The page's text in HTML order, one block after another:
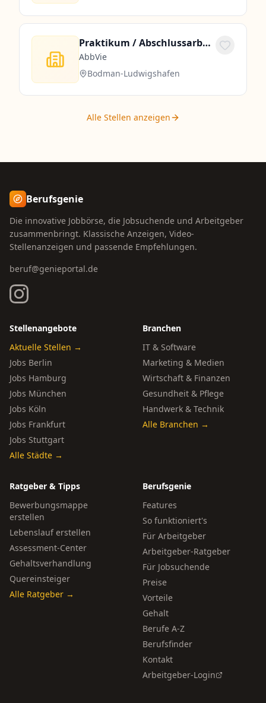
Praktikum / Abschlussarbeit (all genders) im Bereich R&D Process Engineering
AbbVie
Bodman-Ludwigshafen
Alle Stellen anzeigen
Berufsgenie
Die innovative Jobbörse, die Jobsuchende und Arbeitgeber
zusammenbringt. Klassische Anzeigen, Video-
Stellenanzeigen und passende Empfehlungen.
beruf@genieportal.de
Stellenangebote
Aktuelle Stellen →
Jobs Berlin
Jobs Hamburg
Jobs München
Jobs Köln
Jobs Frankfurt
Jobs Stuttgart
Alle Städte →
Branchen
IT & Software
Marketing & Medien
Wirtschaft & Finanzen
Gesundheit & Pflege
Handwerk & Technik
Alle Branchen →
Ratgeber & Tipps
Bewerbungsmappe
erstellen
Lebenslauf erstellen
Assessment-Center
Gehaltsverhandlung
Quereinsteiger
Alle Ratgeber →
Berufsgenie
Features
So funktioniert's
Für Arbeitgeber
Arbeitgeber-Ratgeber
Für Jobsuchende
Preise
Vorteile
Gehalt
Berufe A-Z
Berufsfinder
Kontakt
Arbeitgeber-Login